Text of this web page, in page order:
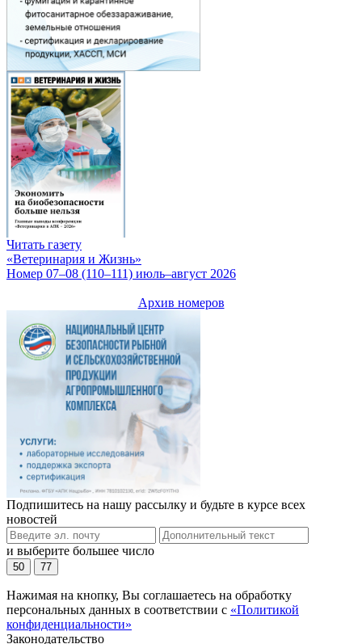
Читать газету
«Ветеринария и Жизнь»
Номер 07–08 (110–111) июль–август 2026
Архив номеров
Подпишитесь на нашу рассылку и будьте в курсе всех
новостей
и выберите большее число
50 77
Нажимая на кнопку, Вы соглашаетесь на обработку
персональных данных в соответствии с «Политикой
конфиденциальности»
Законодательство